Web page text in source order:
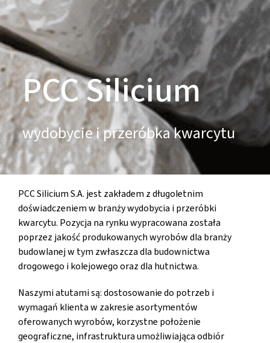
PCC Silicium
wydobycie i przeróbka kwarcytu
PCC Silicium S.A. jest zakładem z długoletnim
doświadczeniem w branży wydobycia i przeróbki
kwarcytu. Pozycja na rynku wypracowana została
poprzez jakość produkowanych wyrobów dla branży
budowlanej w tym zwłaszcza dla budownictwa
drogowego i kolejowego oraz dla hutnictwa.
Naszymi atutami są: dostosowanie do potrzeb i
wymagań klienta w zakresie asortymentów
oferowanych wyrobów, korzystne położenie
geograficzne, infrastruktura umożliwiająca odbiór